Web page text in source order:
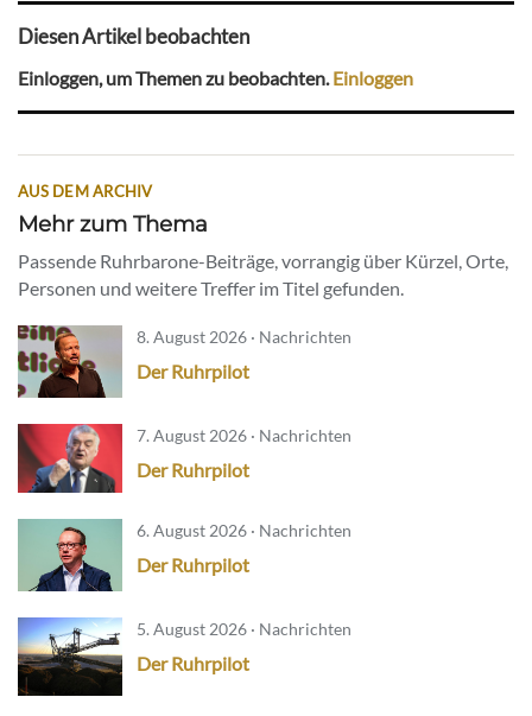
Diesen Artikel beobachten
Einloggen, um Themen zu beobachten.Einloggen
AUS DEM ARCHIV
Mehr zum Thema
Passende Ruhrbarone-Beiträge, vorrangig über Kürzel, Orte,
Personen und weitere Treffer im Titel gefunden.
8. August 2026 · Nachrichten
Der Ruhrpilot
7. August 2026 · Nachrichten
Der Ruhrpilot
6. August 2026 · Nachrichten
Der Ruhrpilot
5. August 2026 · Nachrichten
Der Ruhrpilot